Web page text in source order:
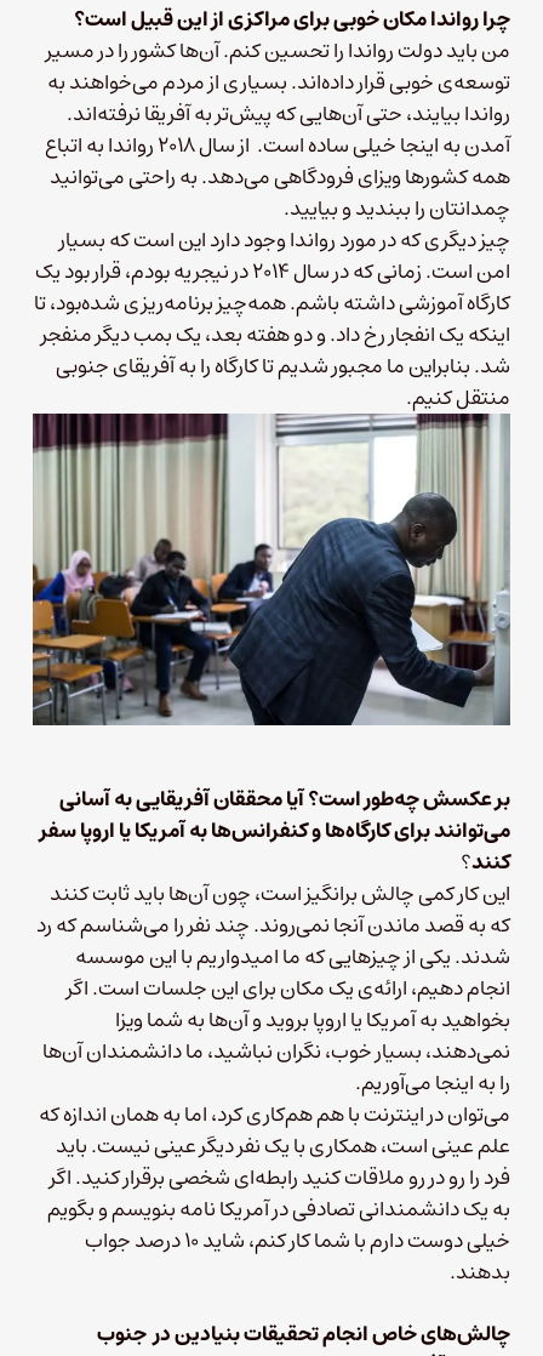
چرا رواندا مکان خوبی برای مراکزی از این قبیل است؟
من باید دولت رواندا را تحسین کنم. آن‌ها کشور را در مسیر
توسعه‌ی خوبی قرار داده‌اند. بسیاری از مردم می‌خواهند به
رواندا بیایند، حتی آن‌هایی که پیش‌تر به آفریقا نرفته‌اند.
آمدن به اینجا خیلی ساده است. از سال ۲۰۱۸ رواندا به اتباع
همه کشورها ویزای فرودگاهی می‌دهد. به راحتی می‌توانید
چمدانتان را ببندید و بیایید.
چیز دیگری که در مورد رواندا وجود دارد این است که بسیار
امن است. زمانی که در سال ۲۰۱۴ در نیجریه بودم، قرار بود یک
کارگاه آموزشی داشته باشم. همه‌چیز برنامه‌ریزی شده‌بود، تا
اینکه یک انفجار رخ داد. و دو هفته بعد، یک بمب دیگر منفجر
شد. بنابراین ما مجبور شدیم تا کارگاه را به آفریقای جنوبی
منتقل کنیم.
بر عکسش چه‌طور است؟ آیا محققان آفریقایی به‌ آسانی
می‌توانند برای کارگاه‌ها و کنفرانس‌ها به آمریکا یا اروپا سفر
کنند؟
این کار کمی چالش برانگیز است، چون آن‌ها باید ثابت کنند
که به قصد ماندن آنجا نمی‌روند. چند نفر را می‌شناسم که رد
شدند. یکی از چیزهایی که ما امیدواریم با این موسسه
انجام دهیم، ارائه‌ی یک مکان برای این جلسات است. اگر
بخواهید به آمریکا یا اروپا بروید و آن‌ها به شما ویزا
نمی‌دهند، بسیار خوب، نگران نباشید، ما دانشمندان آن‌ها
را به اینجا می‌آوریم.
می‌توان در اینترنت با هم هم‌کاری کرد، اما به همان اندازه که
علم عینی است، همکاری با یک نفر دیگر عینی نیست. باید
فرد را رو در رو ملاقات کنید رابطه‌ای شخصی‌ برقرار کنید. اگر
به یک دانشمندانی تصادفی در آمریکا نامه بنویسم و بگویم
خیلی دوست دارم با شما کار کنم، شاید ۱۰ درصد جواب
بدهند.
چالش‌های خاص انجام تحقیقات بنیادین در جنوب